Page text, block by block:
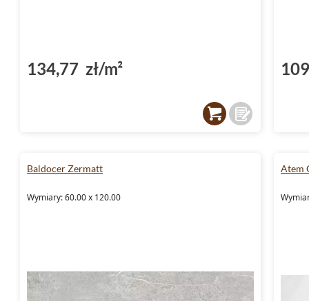
134,77 zł/m²
Baldocer Zermatt
Wymiary: 60.00 x 120.00
Atem